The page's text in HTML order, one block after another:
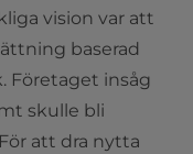
vision var att
baserad
Företaget insåg
skulle bli
att dra nytta